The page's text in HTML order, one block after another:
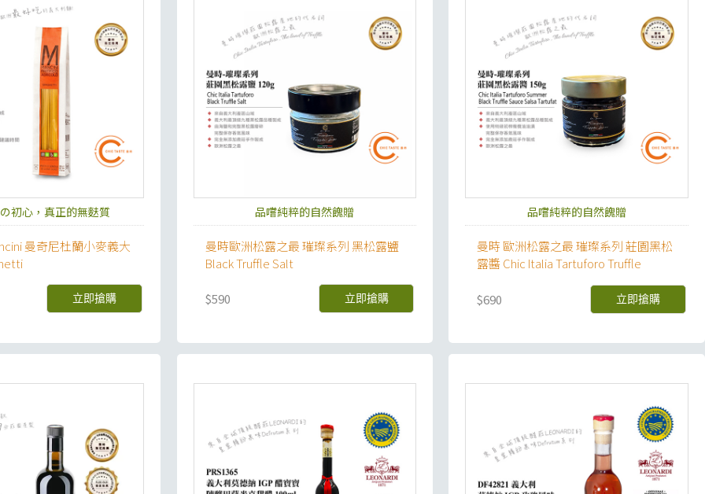
初心，真正的無麩質
曼奇尼杜蘭小麥義大
立即搶購
品嚐純粹的自然餽贈
曼時歐洲松露之最 璀璨系列 黑松露鹽
Black Truffle Salt
$590 立即搶購
品嚐純粹的自然餽贈
曼時 歐洲松露之最 璀璨系列 莊園黑松
露醬 Chic Italia Tartuforo Truffle
$690
立即搶購